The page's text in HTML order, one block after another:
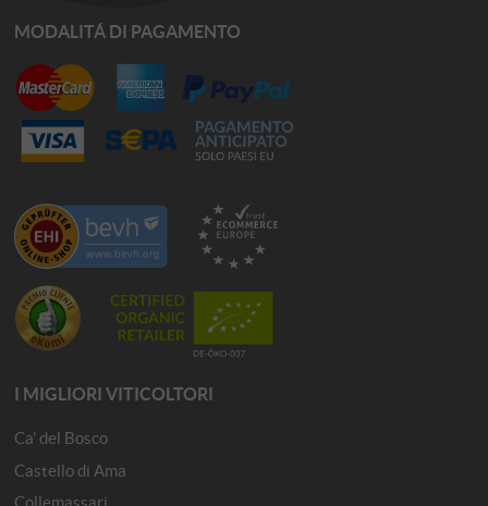
MODALITÁ DI PAGAMENTO
I MIGLIORI VITICOLTORI
Ca' del Bosco
Castello di Ama
Collemassari